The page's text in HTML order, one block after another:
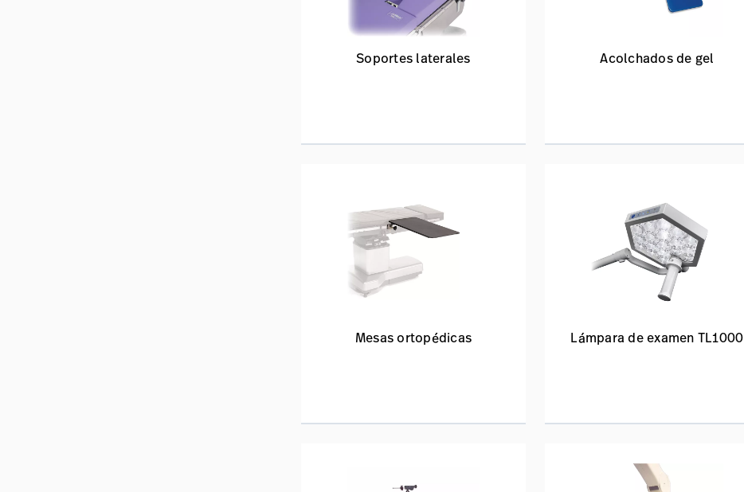
Soportes laterales Acolchados de gel
Mesas ortopédicas Lámpara de examen TL1000